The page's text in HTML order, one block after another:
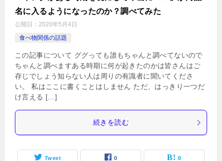
名に入るようになったのか？調べてみた
公開日： 2020年5月4日
食べ物関係の話題
この記事について ググっても誰もちゃんと調べてないので
ちゃんと調べますある時期に何が起きたのかは皆さんはご
存じでしょう知らない人は周りの有識者に聞いてくださ
い。 私はここに書くことはしません ただ、はっきり一つだ
け言える […]
続きを読む
Tweet 0 0